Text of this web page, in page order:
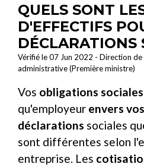
QUELS SONT
D'EFFECTIFS
DÉCLARATIONS
Vérifié le 07 Jun 2022 - Direction
administrative (Première ministre)
Vos obligations sociales
qu'employeur envers
déclarations sociales
sont différentes selon
entreprise. Les